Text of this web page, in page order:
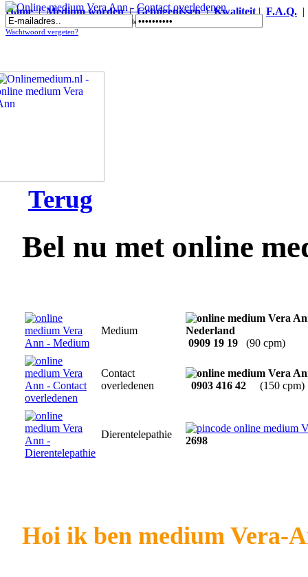
Home|Medium worden|Getuigenissen|Kwaliteit| F.A.Q.
Online medium Vera Ann - Contact overledenen
Wachtwoord vergeten?
Terug
Bel nu met online
Medium
0909 19 19
(90 cpm)
Contact
overledenen
0903 416 42 (150 cpm)
Dierentelepathie
2698
Hoi ik ben medium Vera-